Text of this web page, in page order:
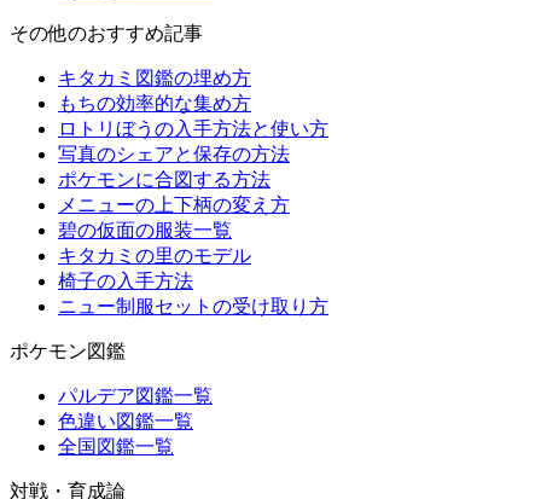
その他のおすすめ記事
キタカミ図鑑の埋め方
もちの効率的な集め方
ロトリぼうの入手方法と使い方
写真のシェアと保存の方法
ポケモンに合図する方法
メニューの上下柄の変え方
碧の仮面の服装一覧
キタカミの里のモデル
椅子の入手方法
ニュー制服セットの受け取り方
ポケモン図鑑
パルデア図鑑一覧
色違い図鑑一覧
全国図鑑一覧
対戦・育成論